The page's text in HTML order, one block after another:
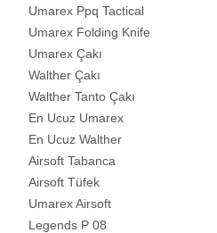
Umarex Ppq Tactical
Umarex Folding Knife
Umarex Çakı
Walther Çakı
Walther Tanto Çakı
En Ucuz Umarex
En Ucuz Walther
Airsoft Tabanca
Airsoft Tüfek
Umarex Airsoft
Legends P 08